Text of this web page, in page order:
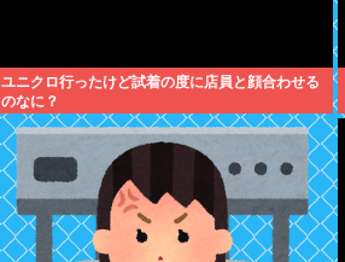
ユニクロ行ったけど試着の度に店員と顔合わせる
のなに？